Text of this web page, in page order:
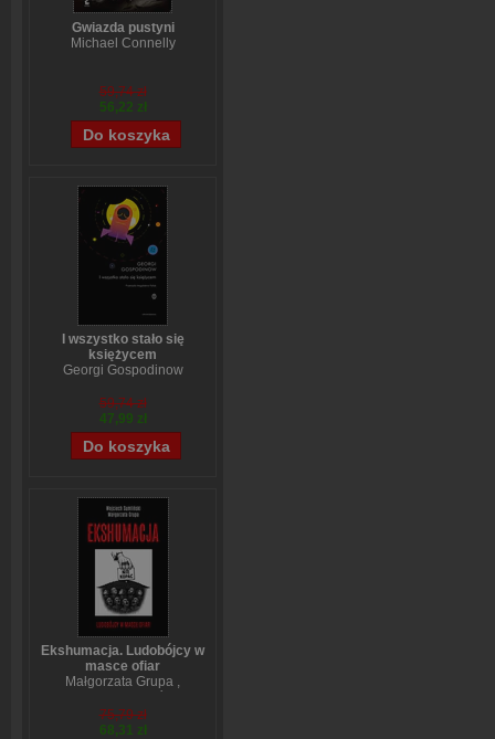
Gwiazda pustyni
Michael Connelly
59,74 zł
56,22 zł
I wszystko stało się
księżycem
Georgi Gospodinow
59,74 zł
47,99 zł
Ekshumacja. Ludobójcy w
masce ofiar
Małgorzata Grupa ,
75,79 zł
68,31 zł